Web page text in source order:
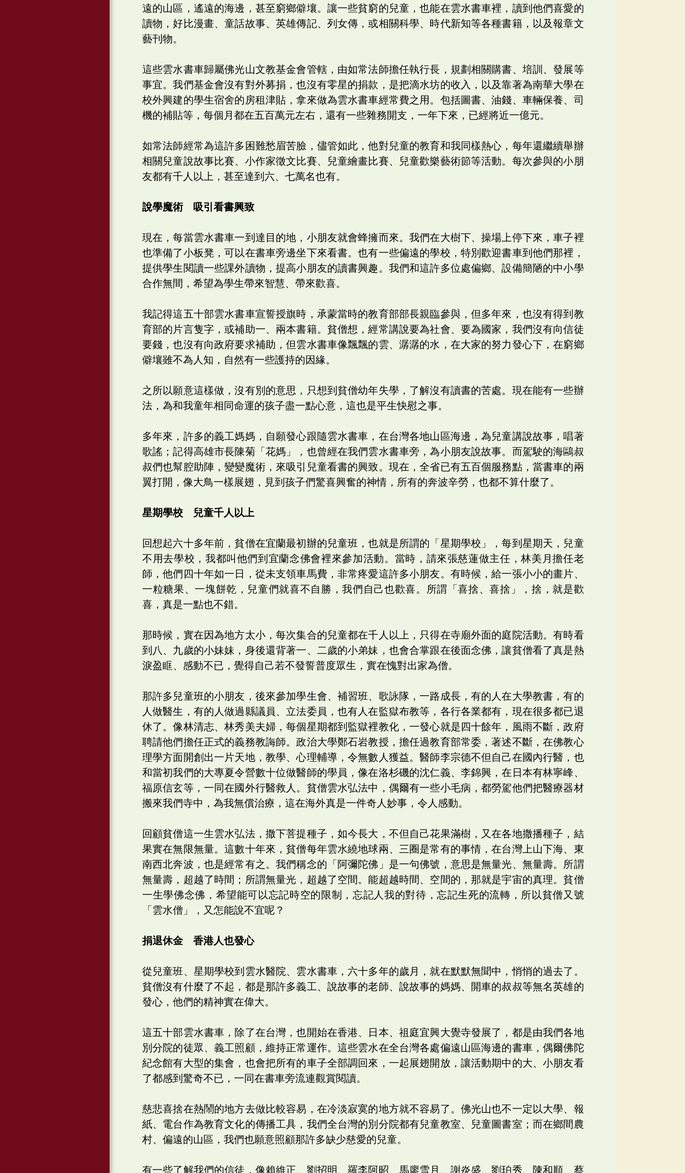
遠的山區，遙遠的海邊，甚至窮鄉僻壤。讓一些貧窮的兒童，也能在雲水書車裡，讀到他們喜愛的
讀物，好比漫畫、童話故事、英雄傳記、列女傳，或相關科學、時代新知等各種書籍，以及報章文
藝刊物。
這些雲水書車歸屬佛光山文教基金會管轄，由如常法師擔任執行長，規劃相關購書、培訓、發展等
事宜。我們基金會沒有對外募捐，也沒有零星的捐款，是把滴水坊的收入，以及靠著為南華大學在
校外興建的學生宿舍的房租津貼，拿來做為雲水書車經常費之用。包括圖書、油錢、車輛保養、司
機的補貼等，每個月都在五百萬元左右，還有一些雜務開支，一年下來，已經將近一億元。
如常法師經常為這許多困難愁眉苦臉，儘管如此，他對兒童的教育和我同樣熱心，每年還繼續舉辦
相關兒童說故事比賽、小作家徵文比賽、兒童繪畫比賽、兒童歡樂藝術節等活動。每次參與的小朋
友都有千人以上，甚至達到六、七萬名也有。
說學魔術 吸引看書興致
現在，每當雲水書車一到達目的地，小朋友就會蜂擁而來。我們在大樹下、操場上停下來，車子裡
也準備了小板凳，可以在書車旁邊坐下來看書。也有一些偏遠的學校，特別歡迎書車到他們那裡，
提供學生閱讀一些課外讀物，提高小朋友的讀書興趣。我們和這許多位處偏鄉、設備簡陋的中小學
合作無間，希望為學生帶來智慧、帶來歡喜。
我記得這五十部雲水書車宣誓授旗時，承蒙當時的教育部部長親臨參與，但多年來，也沒有得到教
育部的片言隻字，或補助一、兩本書籍。貧僧想，經常講說要為社會、要為國家，我們沒有向信徒
要錢，也沒有向政府要求補助，但雲水書車像飄飄的雲、潺潺的水，在大家的努力發心下，在窮鄉
僻壤雖不為人知，自然有一些護持的因緣。
之所以願意這樣做，沒有別的意思，只想到貧僧幼年失學，了解沒有讀書的苦處。現在能有一些辦
法，為和我童年相同命運的孩子盡一點心意，這也是平生快慰之事。
多年來，許多的義工媽媽，自願發心跟隨雲水書車，在台灣各地山區海邊，為兒童講說故事，唱著
歌謠；記得高雄市長陳菊「花媽」，也曾經在我們雲水書車旁，為小朋友說故事。而駕駛的海鷗叔
叔們也幫腔助陣，變變魔術，來吸引兒童看書的興致。現在，全省已有五百個服務點，當書車的兩
翼打開，像大鳥一樣展翅，見到孩子們驚喜興奮的神情，所有的奔波辛勞，也都不算什麼了。
星期學校 兒童千人以上
回想起六十多年前，貧僧在宜蘭最初辦的兒童班，也就是所謂的「星期學校」，每到星期天，兒童
不用去學校，我都叫他們到宜蘭念佛會裡來參加活動。當時，請來張慈蓮做主任，林美月擔任老
師，他們四十年如一日，從未支領車馬費，非常疼愛這許多小朋友。有時候，給一張小小的畫片、
一粒糖果、一塊餅乾，兒童們就喜不自勝，我們自己也歡喜。所謂「喜捨、喜捨」，捨，就是歡
喜，真是一點也不錯。
那時候，實在因為地方太小，每次集合的兒童都在千人以上，只得在寺廟外面的庭院活動。有時看
到八、九歲的小妹妹，身後還背著一、二歲的小弟妹，也會合掌跟在後面念佛，讓貧僧看了真是熱
淚盈眶、感動不已，覺得自己若不發誓普度眾生，實在愧對出家為僧。
那許多兒童班的小朋友，後來參加學生會、補習班、歌詠隊，一路成長，有的人在大學教書，有的
人做醫生，有的人做過縣議員、立法委員，也有人在監獄布教等，各行各業都有，現在很多都已退
休了。像林清志、林秀美夫婦，每個星期都到監獄裡教化，一發心就是四十餘年，風雨不斷，政府
聘請他們擔任正式的義務教誨師。政治大學鄭石岩教授，擔任過教育部常委，著述不斷，在佛教心
理學方面開創出一片天地，教學、心理輔導，令無數人獲益。醫師李宗德不但自己在國內行醫，也
和當初我們的大專夏令營數十位做醫師的學員，像在洛杉磯的沈仁義、李錦興，在日本有林寧峰、
福原信玄等，一同在國外行醫救人。貧僧雲水弘法中，偶爾有一些小毛病，都勞駕他們把醫療器材
搬來我們寺中，為我無償治療，這在海外真是一件奇人妙事，令人感動。
回顧貧僧這一生雲水弘法，撒下菩提種子，如今長大，不但自己花果滿樹，又在各地撒播種子，結
果實在無限無量。這數十年來，貧僧每年雲水繞地球兩、三圈是常有的事情，在台灣上山下海、東
南西北奔波，也是經常有之。我們稱念的「阿彌陀佛」是一句佛號，意思是無量光、無量壽。所謂
無量壽，超越了時間；所謂無量光，超越了空間。能超越時間、空間的，那就是宇宙的真理。貧僧
一生學佛念佛，希望能可以忘記時空的限制，忘記人我的對待，忘記生死的流轉，所以貧僧又號
「雲水僧」，又怎能說不宜呢？
捐退休金 香港人也發心
從兒童班、星期學校到雲水醫院、雲水書車，六十多年的歲月，就在默默無聞中，悄悄的過去了。
貧僧沒有什麼了不起，都是那許多義工、說故事的老師、說故事的媽媽、開車的叔叔等無名英雄的
發心，他們的精神實在偉大。
這五十部雲水書車，除了在台灣，也開始在香港、日本、祖庭宜興大覺寺發展了，都是由我們各地
別分院的徒眾、義工照顧，維持正常運作。這些雲水在全台灣各處偏遠山區海邊的書車，偶爾佛陀
紀念館有大型的集會，也會把所有的車子全部調回來，一起展翅開放，讓活動期中的大、小朋友看
了都感到驚奇不已，一同在書車旁流連觀賞閱讀。
慈悲喜捨在熱鬧的地方去做比較容易，在冷淡寂寞的地方就不容易了。佛光山也不一定以大學、報
紙、電台作為教育文化的傳播工具，我們全台灣的別分院都有兒童教室、兒童圖書室；而在鄉間農
村、偏遠的山區，我們也願意照顧那許多缺少慈愛的兒童。
有一些了解我們的信徒，像賴維正、劉招明、羅李阿昭、馬廖雪月、謝炎盛、劉珀秀、陳和順、蔡